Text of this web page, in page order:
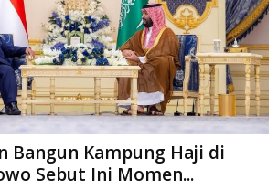
Bangun Kampung Haji di
Sebut Ini Momen...